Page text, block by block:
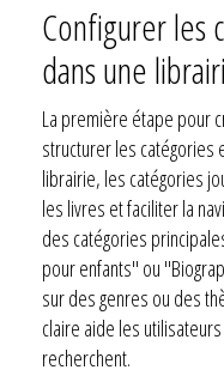
Configurer les
dans une
La première étape pour
structurer les catégories
librairie, les catégories
les livres et faciliter la
des catégories
pour enfants" ou
sur des genres ou des
claire aide les
recherchent.